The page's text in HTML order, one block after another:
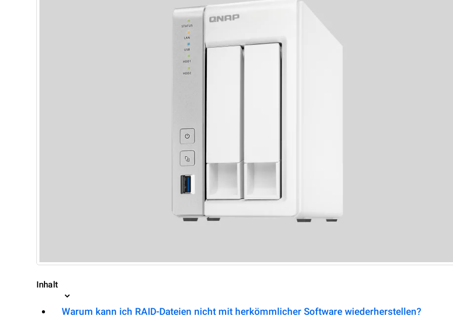
Inhalt
Warum kann ich RAID-Dateien nicht mit herkömmlicher Software wiederherstellen?